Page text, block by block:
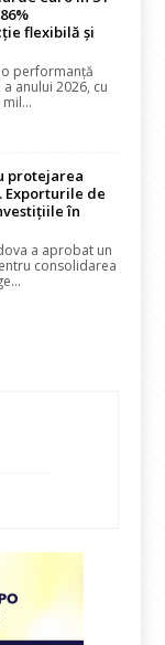
flexibilă și
o performanță
anului 2026, cu
protejarea
Exporturile de
în
a aprobat un
consolidarea